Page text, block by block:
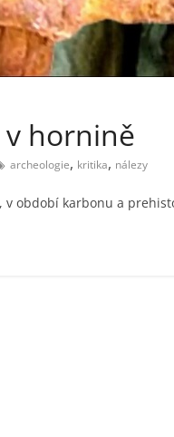
v hornině
archeologie, kritika, nálezy
období karbonu a